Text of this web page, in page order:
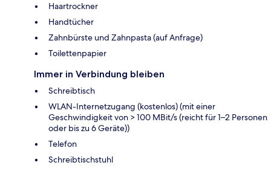
Haartrockner
Handtücher
Zahnbürste und Zahnpasta (auf Anfrage)
Toilettenpapier
Immer in Verbindung bleiben
Schreibtisch
WLAN-Internetzugang (kostenlos) (mit einer
Geschwindigkeit von > 100 MBit/s (reicht für 1–2 Personen
oder bis zu 6 Geräte))
Telefon
Schreibtischstuhl